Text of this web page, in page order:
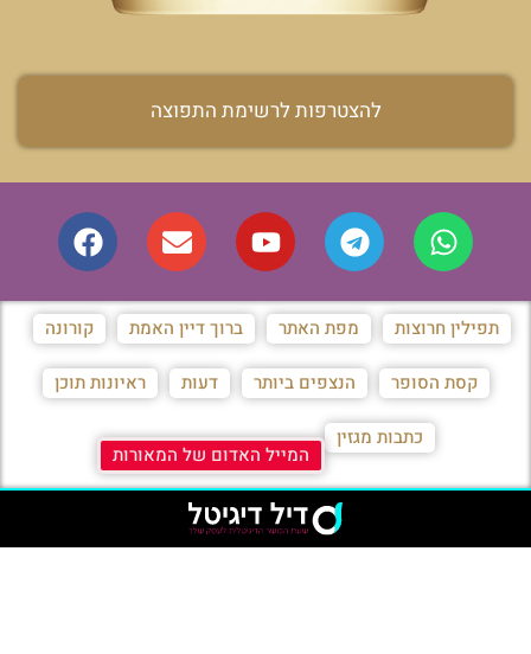
להצטרפות לרשימת התפוצה
תפילין חרוצות מפת האתר ברוך דיין האמת קורונה
קסת הסופר הנצפים ביותר דעות ראיונות תוכן
כתבות מגזין
המייל האדום של המאורות